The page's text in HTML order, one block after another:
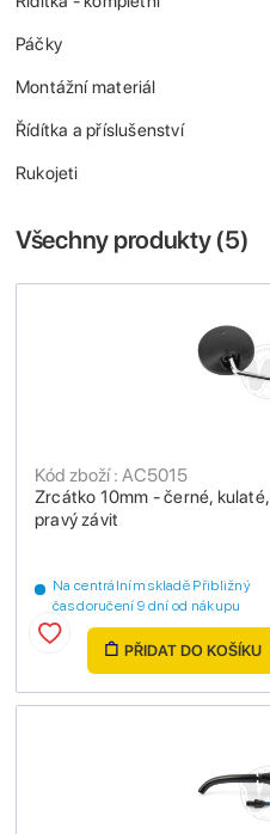
Páčky
Montážní materiál
Řídítka a příslušenství
Rukojeti
Všechny produkty (5)
Zrcátko 10mm - černé,
pravý závit
Kód zboží : AC5015
Na centrálním skladě Přibližný
čas doručení 9 dní od nákupu
PŘIDAT DO KOŠÍKU